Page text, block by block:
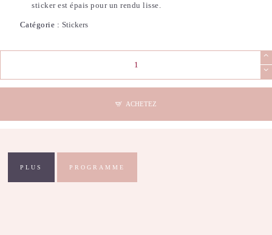
sticker est épais pour un rendu lisse.
Catégorie : Stickers
Stickers
ACHETEZ
PLUS PROGRAMME